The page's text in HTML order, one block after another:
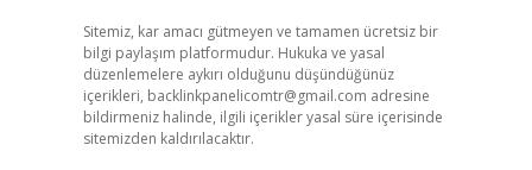
Sitemiz, kar amacı gütmeyen ve tamamen ücretsiz bir
bilgi paylaşım platformudur. Hukuka ve yasal
düzenlemelere aykırı olduğunu düşündüğünüz
içerikleri, backlinkpanelicomtr@gmail.com adresine
bildirmeniz halinde, ilgili içerikler yasal süre içerisinde
sitemizden kaldırılacaktır.